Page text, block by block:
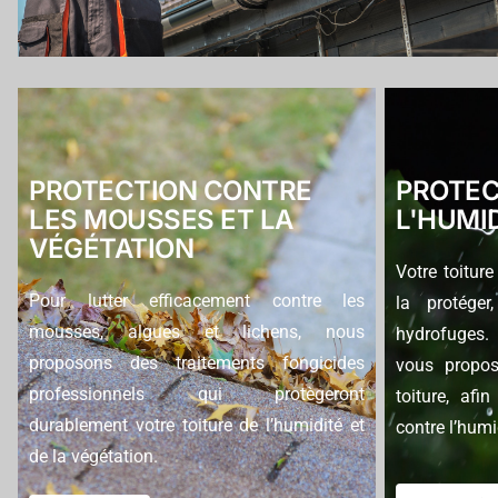
PROTECTION CONTRE
LES MOUSSES ET LA
VÉGÉTATION
Pour lutter efficacement contre les
mousses, algues et lichens, nous
proposons des traitements fongicides
professionnels qui protègeront
durablement votre toiture de l’humidité et
de la végétation.
Votre
la
hydrofuges.
vous
toiture, afin
contre